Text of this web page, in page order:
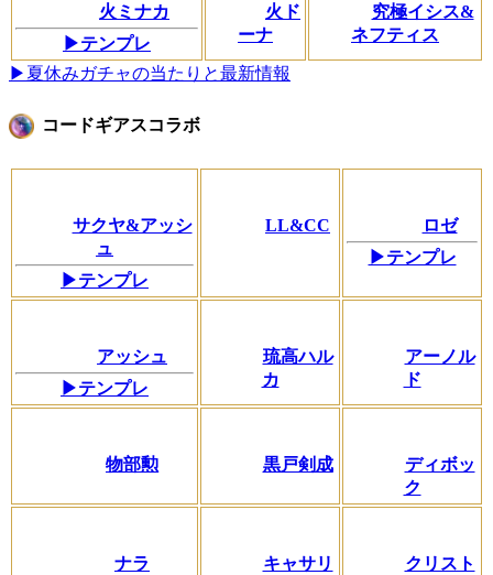
火ミナカ
▶テンプレ
火ド
ーナ
究極イシス&
ネフティス
▶夏休みガチャの当たりと最新情報
コードギアスコラボ
サクヤ&アッシ
ュ
▶テンプレ
LL&CC
ロゼ
▶テンプレ
アッシュ
▶テンプレ
琉高ハル
カ
アーノル
ド
物部勲 黒戸剣成
ディボッ
ク
ナラ
キャサリ
クリスト